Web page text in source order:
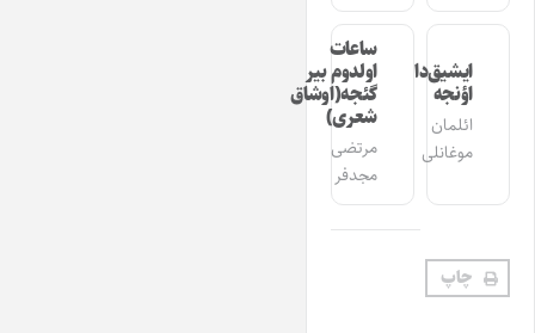
ایشیق‌دان
اؤنجه
ائلمان
موغانلی
ساعات
اولدوم بیر
گئجه(اوشاق
شعری)
مرتضی
مجدفر
چاپ